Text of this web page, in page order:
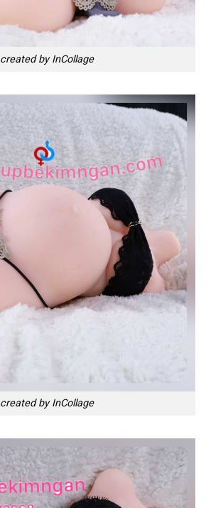
created by InCollage
created by InCollage